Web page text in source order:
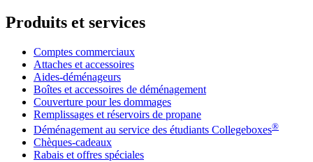
Produits et services
Comptes commerciaux
Attaches et accessoires
Aides-déménageurs
Boîtes et accessoires de déménagement
Couverture pour les dommages
Remplissages et réservoirs de propane
Déménagement au service des étudiants Collegeboxes®
Chèques-cadeaux
Rabais et offres spéciales